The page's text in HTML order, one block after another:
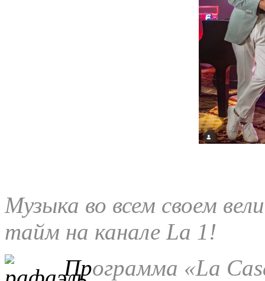
Музыка во всем своем
тайм на канале La 1!
Программа «La